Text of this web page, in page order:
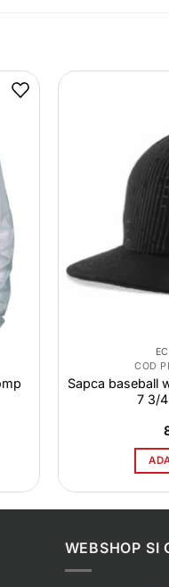
COD
Sapca baseball
7 3/4
WEBSHOP SI